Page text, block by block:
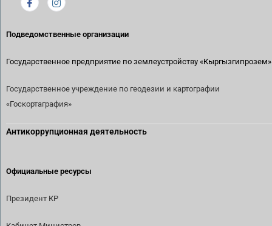
Подведомственные организации
Государственное предприятие по землеустройству «Кыргызгипрозем»
Государственное учреждение по геодезии и картографии
«Госкортаграфия»
Антикоррупционная деятельность
Официальные ресурсы
Президент КР